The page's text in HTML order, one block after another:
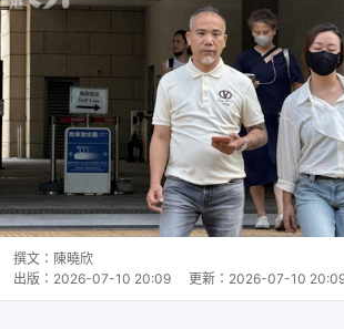
撰文： 陳曉欣
出版： 2026-07-10 20:09 更新： 2026-07-10